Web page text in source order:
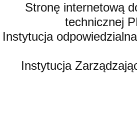
Stronę internetową
technicznej
Instytucja
Instytucja